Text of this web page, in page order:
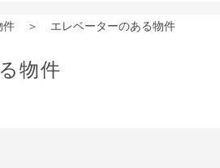
件 エレベーターのある物件
物件